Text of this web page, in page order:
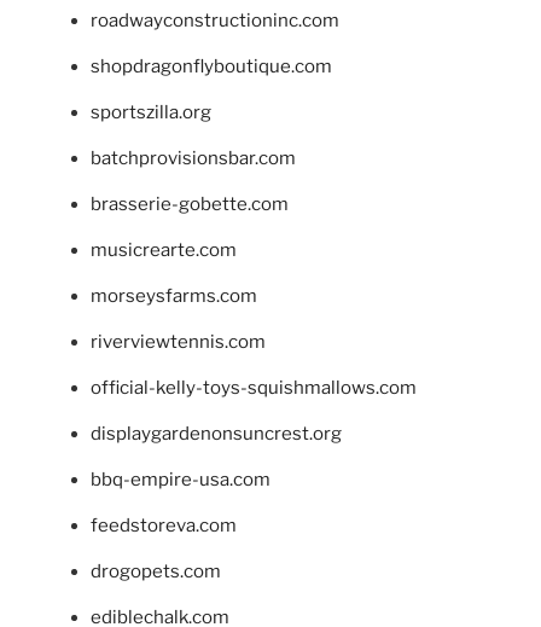
roadwayconstructioninc.com
shopdragonflyboutique.com
sportszilla.org
batchprovisionsbar.com
brasserie-gobette.com
musicrearte.com
morseysfarms.com
riverviewtennis.com
official-kelly-toys-squishmallows.com
displaygardenonsuncrest.org
bbq-empire-usa.com
feedstoreva.com
drogopets.com
ediblechalk.com